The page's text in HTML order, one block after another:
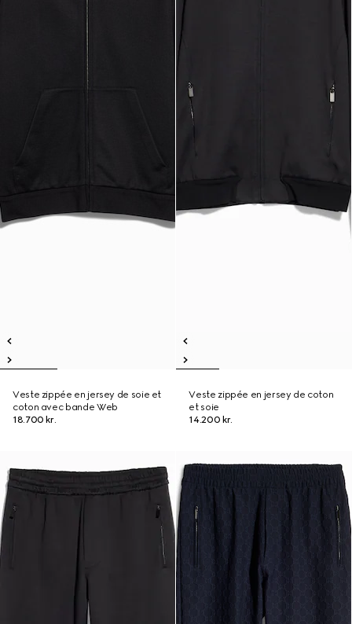
Veste zippée en jersey de soie et
coton avec bande Web
18.700 kr.
Veste zippée en jersey de coton
et soie
14.200 kr.